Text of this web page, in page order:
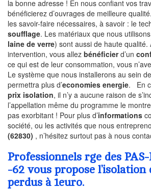
la bonne adresse ! En nous confiant vos
bénéficierez d’ouvrages de meilleure
les savoir-faire nécessaires, à savoir : le
soufflage. Les matériaux que nous
laine de verre) sont aussi de haute qualité.
intervention, vous allez bénéficierd’un
ce qui est de leur consommation, vous
Le système que nous installerons au sein
permettra plus d’economies energie. En
prix isolation, il n’y a aucune raison de
l’appellation même du programme le
pas exorbitant ! Pour plus d’informations
société, ou les activités que nous
(62830) , n’hésitez surtout pas à nous
Professionnels rge des
-62 vous propose l’isolation
perdus à 1euro.